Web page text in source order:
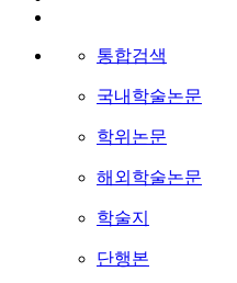
통합검색
국내학술논문
학위논문
해외학술논문
학술지
단행본